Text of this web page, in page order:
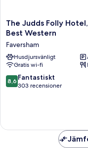
The
Judds
Hotel,
Sure
Hotel
Collection
by
The Judds Folly
Best Western
Faversham
Husdjursvänligt
Gratis wi-fi
8.6
av
8,6 Fantastiskt
303 recensioner